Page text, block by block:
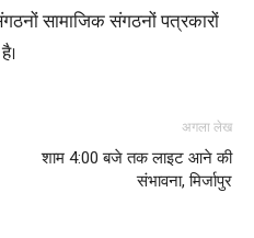
सामाजिक संगठनों पत्रकारों
अगला लेख
शाम 4:00 बजे तक लाइट आने की
संभावना, मिर्जापुर